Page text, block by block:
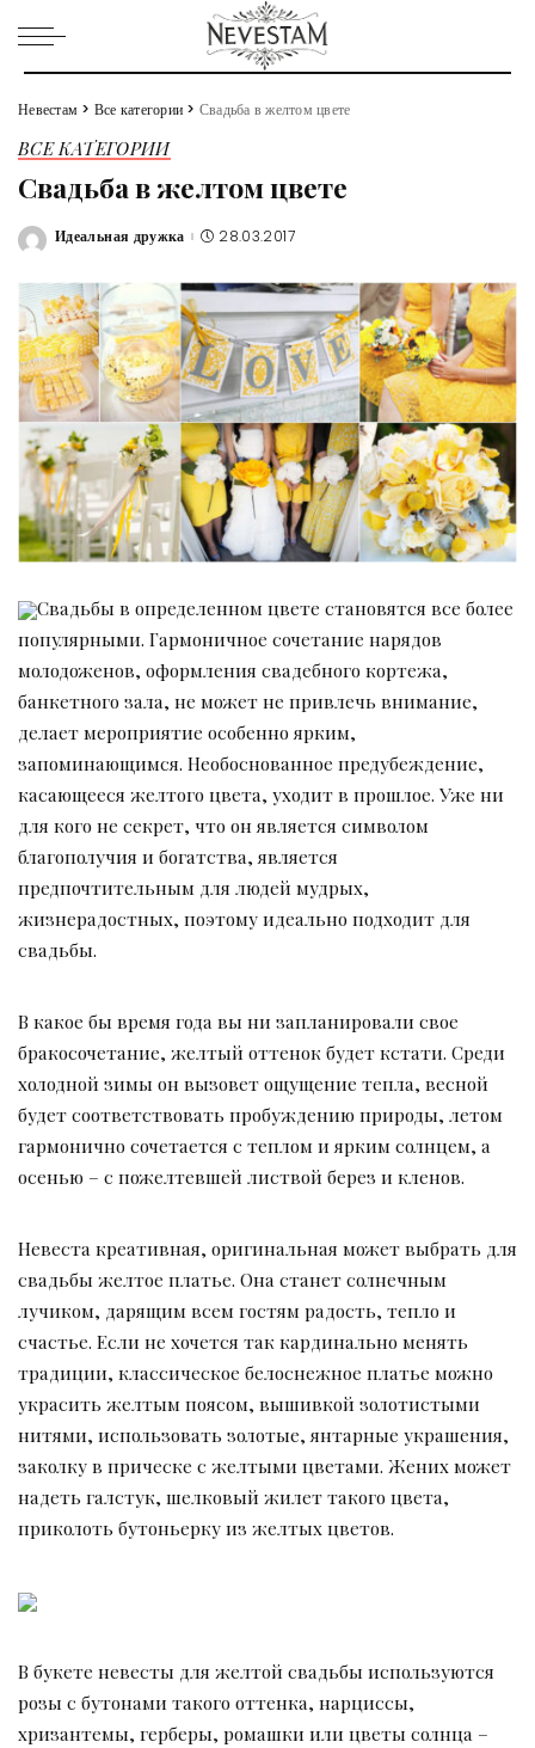
Невестам > Все категории > Свадьба в желтом цвете
ВСЕ КАТЕГОРИИ
Свадьба в желтом цвете
Posted
Идеальная дружка 28.03.2017
Свадьбы в определенном цвете становятся все более
популярными. Гармоничное сочетание нарядов
молодоженов, оформления свадебного кортежа,
банкетного зала, не может не привлечь внимание,
делает мероприятие особенно ярким,
запоминающимся. Необоснованное предубеждение,
касающееся желтого цвета, уходит в прошлое. Уже ни
для кого не секрет, что он является символом
благополучия и богатства, является
предпочтительным для людей мудрых,
жизнерадостных, поэтому идеально подходит для
свадьбы.
В какое бы время года вы ни запланировали свое
бракосочетание, желтый оттенок будет кстати. Среди
холодной зимы он вызовет ощущение тепла, весной
будет соответствовать пробуждению природы, летом
гармонично сочетается с теплом и ярким солнцем, а
осенью – с пожелтевшей листвой берез и кленов.
Невеста креативная, оригинальная может выбрать для
свадьбы желтое платье. Она станет солнечным
лучиком, дарящим всем гостям радость, тепло и
счастье. Если не хочется так кардинально менять
традиции, классическое белоснежное платье можно
украсить желтым поясом, вышивкой золотистыми
нитями, использовать золотые, янтарные украшения,
заколку в прическе с желтыми цветами. Жених может
надеть галстук, шелковый жилет такого цвета,
приколоть бутоньерку из желтых цветов.
В букете невесты для желтой свадьбы используются
розы с бутонами такого оттенка, нарциссы,
хризантемы, герберы, ромашки или цветы солнца –